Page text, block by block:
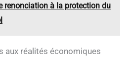
renonciation à la protection du
aux réalités économiques